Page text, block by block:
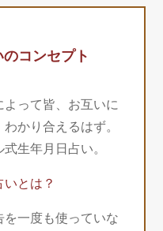
コンセプト
って皆、お互いに
かり合えるはず。
生年月日占い。
とは？
一度も使っていな